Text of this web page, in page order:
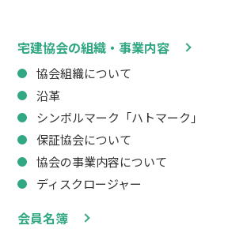
宅建協会の組織・事業内容
協会組織について
沿革
シンボルマーク「ハトマーク」
保証協会について
協会の事業内容について
ディスクロージャー
会員名簿